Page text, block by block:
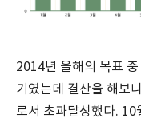
2014년 올해의 목표
기였는데 결산을 해보
로서 초과달성했다. 10